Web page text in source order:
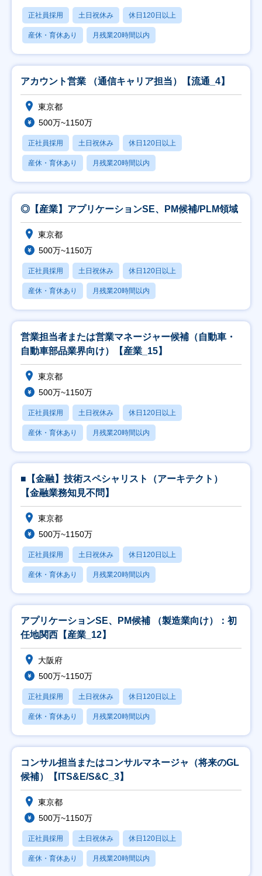
正社員採用 土日祝休み 休日120日以上
産休・育休あり 月残業20時間以内
アカウント営業 （通信キャリア担当）【流通_4】
東京都
500万~1150万
正社員採用 土日祝休み 休日120日以上
産休・育休あり 月残業20時間以内
◎【産業】アプリケーションSE、PM候補/PLM領域
東京都
500万~1150万
正社員採用 土日祝休み 休日120日以上
産休・育休あり 月残業20時間以内
営業担当者または営業マネージャー候補（自動車・
自動車部品業界向け）【産業_15】
東京都
500万~1150万
正社員採用 土日祝休み 休日120日以上
産休・育休あり 月残業20時間以内
■【金融】技術スペシャリスト（アーキテクト）
【金融業務知見不問】
東京都
500万~1150万
正社員採用 土日祝休み 休日120日以上
産休・育休あり 月残業20時間以内
アプリケーションSE、PM候補 （製造業向け）：初
任地関西【産業_12】
大阪府
500万~1150万
正社員採用 土日祝休み 休日120日以上
産休・育休あり 月残業20時間以内
コンサル担当またはコンサルマネージャ（将来のGL
候補）【ITS&E/S&C_3】
東京都
500万~1150万
正社員採用 土日祝休み 休日120日以上
産休・育休あり 月残業20時間以内